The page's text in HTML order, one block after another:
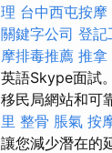
理 台中西屯按摩
關鍵字公司 登記
摩排毒推薦 推拿
英語Skype面試
移民局網站和可
里 整骨 脹氣 按
讓您減少潛在的